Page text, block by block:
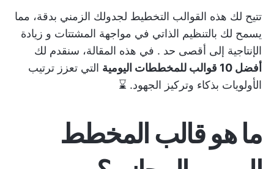
تتيح لك هذه القوالب التخطيط لجدولك الزمني بدقة، مما
يسمح لك بالتنظيم الذاتي في مواجهة المشتتات و زيادة
الإنتاجية إلى أقصى حد . في هذه المقالة، سنقدم لك
أفضل 10 قوالب للمخططات اليومية
التي تعزز ترتيب
الأولويات بذكاء وتركيز الجهود. ⌛
ما هو قالب المخطط